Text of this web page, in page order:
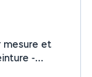
mesure et
-